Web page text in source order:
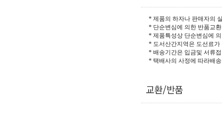
* 제품의 하자나 판매자의
* 단순변심에 의한 반품교
* 제품특성상 단순변심에
* 도서산간지역은 도선료가
* 배송기간은 입금및 서류
* 택배사의 사정에 따라배